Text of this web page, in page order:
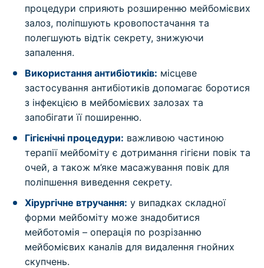
процедури сприяють розширенню мейбомієвих
залоз, поліпшують кровопостачання та
полегшують відтік секрету, знижуючи
запалення.
Використання антибіотиків: місцеве
застосування антибіотиків допомагає боротися
з інфекцією в мейбомієвих залозах та
запобігати її поширенню.
Гігієнічні процедури: важливою частиною
терапії мейбоміту є дотримання гігієни повік та
очей, а також м’яке масажування повік для
поліпшення виведення секрету.
Хірургічне втручання: у випадках складної
форми мейбоміту може знадобитися
мейботомія – операція по розрізанню
мейбомієвих каналів для видалення гнойних
скупчень.